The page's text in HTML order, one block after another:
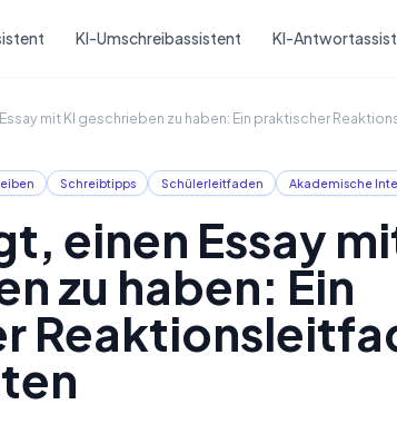
KI-Umschreibassistent KI-
mit KI geschrieben zu haben: Ein praktischer
Schreibtipps Schülerleitfaden Akademische
einen Essay
zu haben: Ein